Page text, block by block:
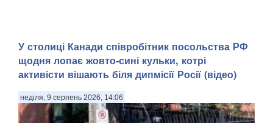
У столиці Канади співробітник посольства РФ
щодня лопає жовто-сині кульки, котрі
активісти вішають біля дипмісії Росії (відео)
неділя, 9 серпень 2026, 14:06